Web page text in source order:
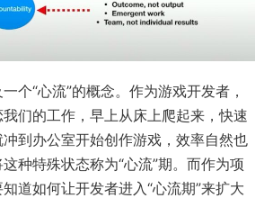
个“心流”的概念。作为游戏开发者，
们的工作，早上从床上爬起来，快速
到办公室开始创作游戏，效率自然也
种特殊状态称为“心流”期。而作为项
道如何让开发者进入“心流期”来扩大